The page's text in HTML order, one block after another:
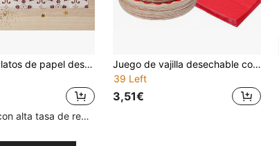
60 piezas Platos de papel desechables con lámina de oro blanco y rojo, adecuados para fiestas/bodas/aniversarios/Año Nuevo/cumpleaños/Navidad, 30 piezas de platos de almuerzo y 30 piezas de platos de postre/ensalada
Clientes con alta tasa de repetición
Juego de vajilla desechable con borde rojo y dorado, platos de 7/9 pulgadas, platos y vasos de papel desechables adecuados para festivales, bodas, compromisos, cumpleaños, fiestas y celebraciones
39 Left
3,51€